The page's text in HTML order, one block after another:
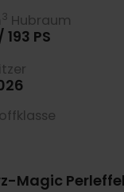
3 Hubraum
193 PS
Magic